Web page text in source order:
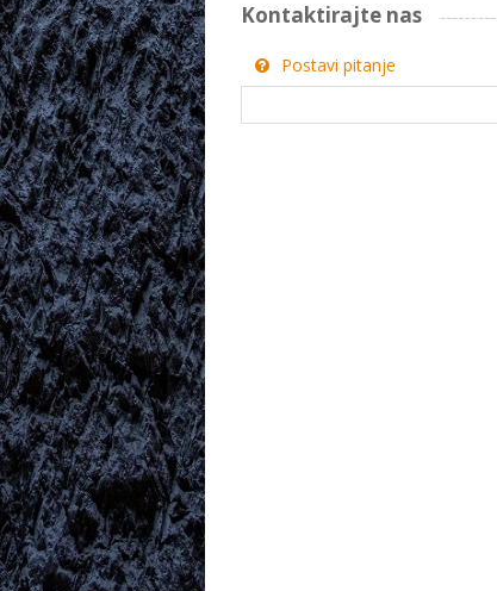
Kontaktirajte nas
Postavi pitanje